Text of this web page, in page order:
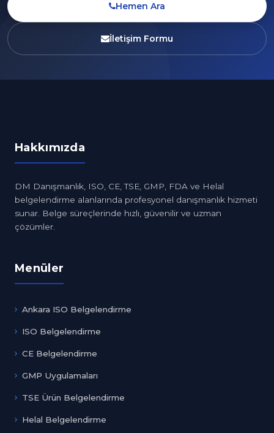
Hemen Ara
İletişim Formu
Hakkımızda
DM Danışmanlık, ISO, CE, TSE, GMP, FDA ve Helal
belgelendirme alanlarında profesyonel danışmanlık hizmeti
sunar. Belge süreçlerinde hızlı, güvenilir ve uzman
çözümler.
Menüler
Ankara ISO Belgelendirme
ISO Belgelendirme
CE Belgelendirme
GMP Uygulamaları
TSE Ürün Belgelendirme
Helal Belgelendirme